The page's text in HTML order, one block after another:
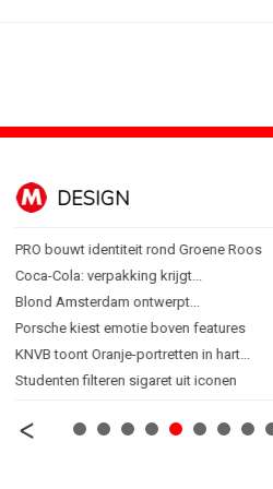
DESIGN
PRO bouwt identiteit rond Groene Roos
Coca-Cola: verpakking krijgt...
Blond Amsterdam ontwerpt...
Porsche kiest emotie boven features
KNVB toont Oranje-portretten in hart...
Studenten filteren sigaret uit iconen